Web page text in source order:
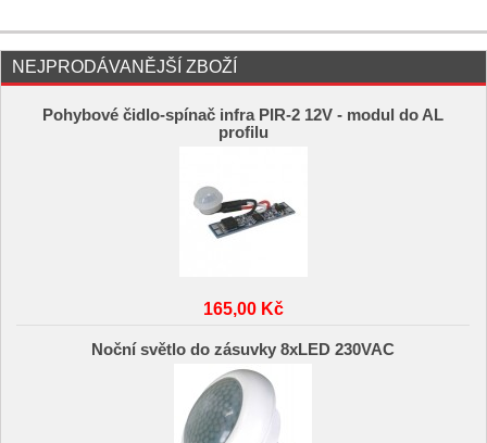
NEJPRODÁVANĚJŠÍ ZBOŽÍ
Pohybové čidlo-spínač infra PIR-2 12V - modul do AL
profilu
165,00 Kč
Noční světlo do zásuvky 8xLED 230VAC